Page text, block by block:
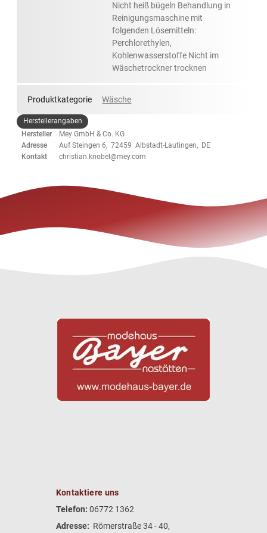
Nicht heiß bügeln Behandlung in
Reinigungsmaschine mit
folgenden Lösemitteln:
Perchlorethylen,
Kohlenwasserstoffe Nicht im
Wäschetrockner trocknen
Produktkategorie Wäsche
Herstellerangaben
Hersteller
Mey GmbH & Co. KG
Adresse
Auf Steingen 6, 72459 Albstadt-Lautingen, DE
Kontakt
christian.knobel@mey.com
Kontaktiere uns
Telefon: 06772 1362
Adresse: Römerstraße 34 - 40,